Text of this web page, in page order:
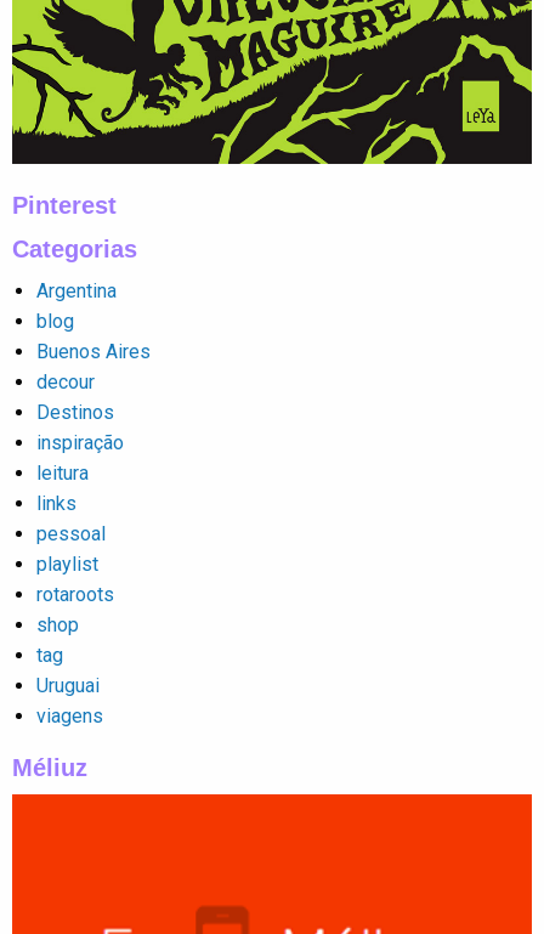
Pinterest
Categorias
Argentina
blog
Buenos Aires
decour
Destinos
inspiração
leitura
links
pessoal
playlist
rotaroots
shop
tag
Uruguai
viagens
Méliuz